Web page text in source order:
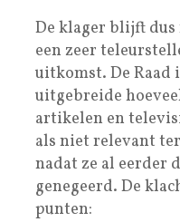
De klager blijft dus
een zeer
uitkomst. De Raad
uitgebreide
artikelen en
als niet relevant
nadat ze al eerder
genegeerd. De
punten: